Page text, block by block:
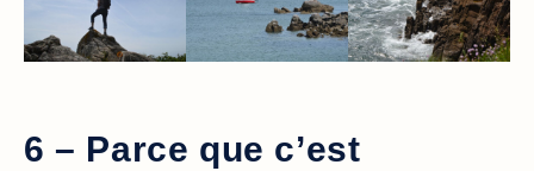
6 – Parce que c’est